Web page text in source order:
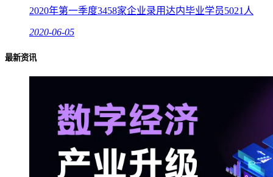
2020年第一季度3458家企业录用达内毕业学员5021人
2020-06-05
最新资讯